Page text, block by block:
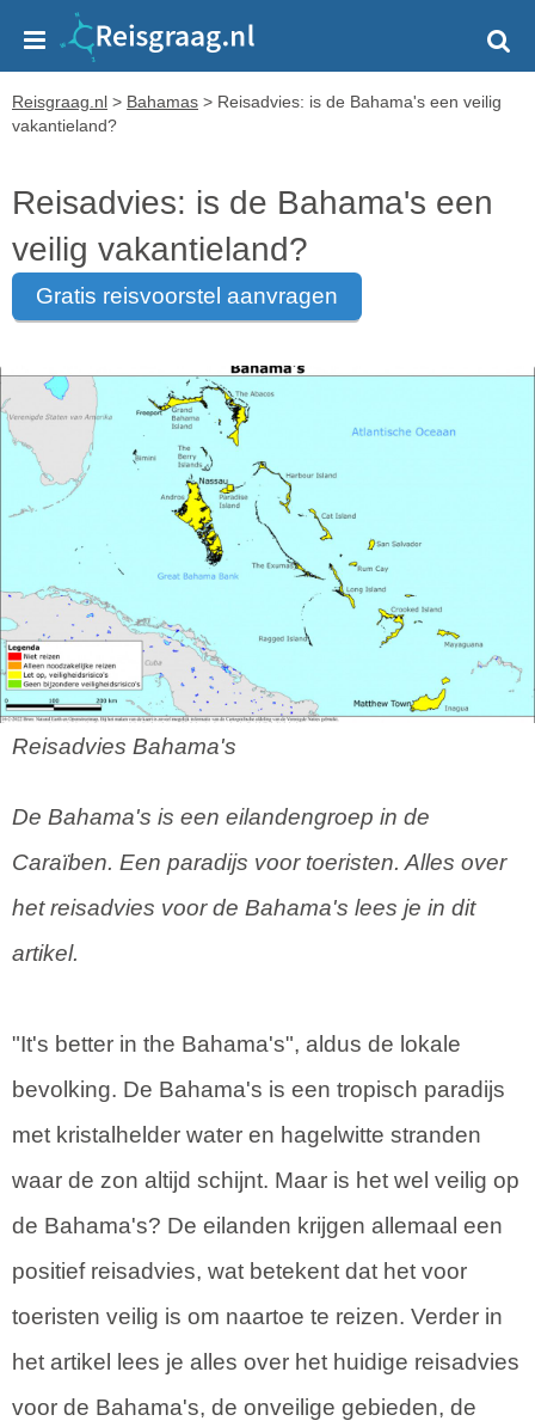
Reisgraag.nl > Bahamas > Reisadvies: is de Bahama's een veilig
vakantieland?
Reisadvies: is de Bahama's een
veilig vakantieland?
gratis reisvoorstel aanvragen
Reisadvies Bahama's
De Bahama's is een eilandengroep in de
Caraïben. Een paradijs voor toeristen. Alles over
het reisadvies voor de Bahama's lees je in dit
artikel.
"It's better in the Bahama's", aldus de lokale
bevolking. De Bahama's is een tropisch paradijs
met kristalhelder water en hagelwitte stranden
waar de zon altijd schijnt. Maar is het wel veilig op
de Bahama's? De eilanden krijgen allemaal een
positief reisadvies, wat betekent dat het voor
toeristen veilig is om naartoe te reizen. Verder in
het artikel lees je alles over het huidige reisadvies
voor de Bahama's, de onveilige gebieden, de